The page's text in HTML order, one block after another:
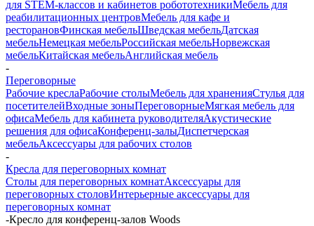
для STEM-классов и кабинетов робототехникиМебель для
реабилитационных центровМебель для кафе и
ресторановФинская мебельШведская мебельДатская
мебельНемецкая мебельРоссийская мебельНорвежская
мебельКитайская мебельАнглийская мебель
-
Переговорные
Рабочие креслаРабочие столыМебель для храненияСтулья для
посетителейВходные зоныПереговорныеМягкая мебель для
офисаМебель для кабинета руководителяАкустические
решения для офисаКонференц-залыДиспетчерская
мебельАксессуары для рабочих столов
-
Кресла для переговорных комнат
Столы для переговорных комнатАксессуары для
переговорных столовИнтерьерные аксессуары для
переговорных комнат
-Кресло для конференц-залов Woods